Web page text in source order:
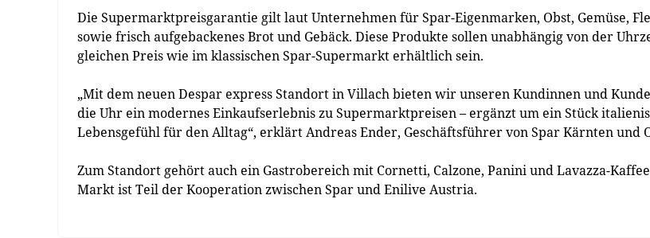
Die Supermarktpreisgarantie gilt laut Unternehmen für Spar-Eigenmarken, Obst, Gemüse,
sowie frisch aufgebackenes Brot und Gebäck. Diese Produkte sollen unabhängig von der
gleichen Preis wie im klassischen Spar-Supermarkt erhältlich sein.
„Mit dem neuen Despar express Standort in Villach bieten wir unseren Kundinnen und
die Uhr ein modernes Einkaufserlebnis zu Supermarktpreisen – ergänzt um ein Stück
Lebensgefühl für den Alltag“, erklärt Andreas Ender, Geschäftsführer von Spar Kärnten und
Zum Standort gehört auch ein Gastrobereich mit Cornetti, Calzone, Panini und Lavazza-
Markt ist Teil der Kooperation zwischen Spar und Enilive Austria.